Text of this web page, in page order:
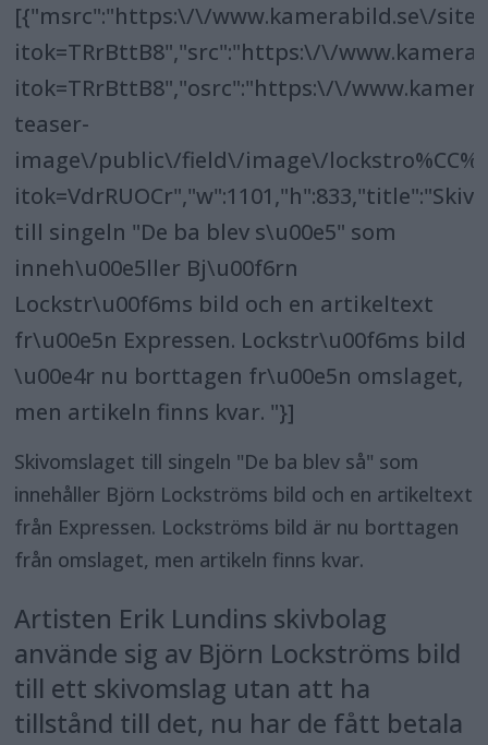
[{"msrc":"https:\/\/www.kamerabild.se\/
itok=TRrBttB8","src":"https:\/\/
itok=TRrBttB8","osrc":"https:\/\/
teaser-
image\/public\/field\/image\/
till singeln "De ba blev s\u00e5" som
inneh\u00e5ller Bj\u00f6rn
Lockstr\u00f6ms bild och en artikeltext
fr\u00e5n Expressen. Lockstr\u00f6ms bild
\u00e4r nu borttagen fr\u00e5n omslaget,
men artikeln finns kvar. "}]
Skivomslaget till singeln "De ba blev så" som
innehåller Björn Lockströms bild och en artikeltext
från Expressen. Lockströms bild är nu borttagen
från omslaget, men artikeln finns kvar.
Artisten Erik Lundins skivbolag
använde sig av Björn Lockströms bild
till ett skivomslag utan att ha
tillstånd till det, nu har de fått betala